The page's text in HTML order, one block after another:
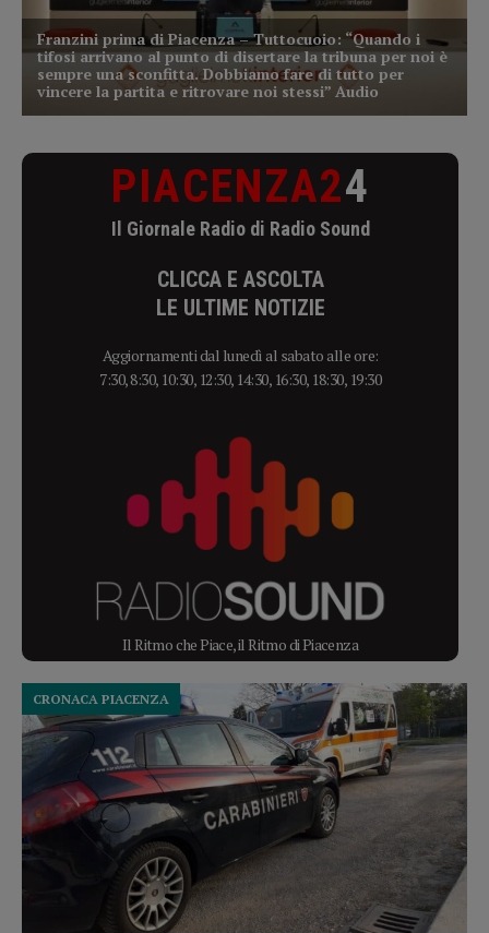
PIACENZA24
Il Giornale Radio di Radio Sound
CLICCA E ASCOLTA
LE ULTIME NOTIZIE
Aggiornamenti dal lunedì al sabato alle ore:
7:30, 8:30, 10:30, 12:30, 14:30, 16:30, 18:30, 19:30
Il Ritmo che Piace, il Ritmo di Piacenza
CRONACA PIACENZA